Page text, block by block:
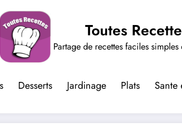
Toutes
Partage de recettes faciles simples
Desserts Jardinage Plats Sante